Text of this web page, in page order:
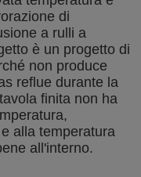
di
a rulli a
è un progetto di
non produce
reflue durante la
finita non ha
alla temperatura
all'interno.